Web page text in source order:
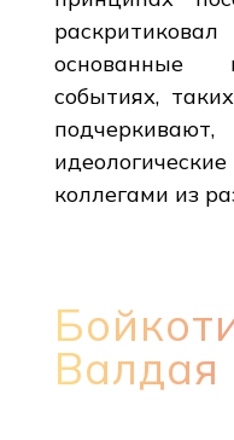
основанные
событиях,
коллегами из
Валдая